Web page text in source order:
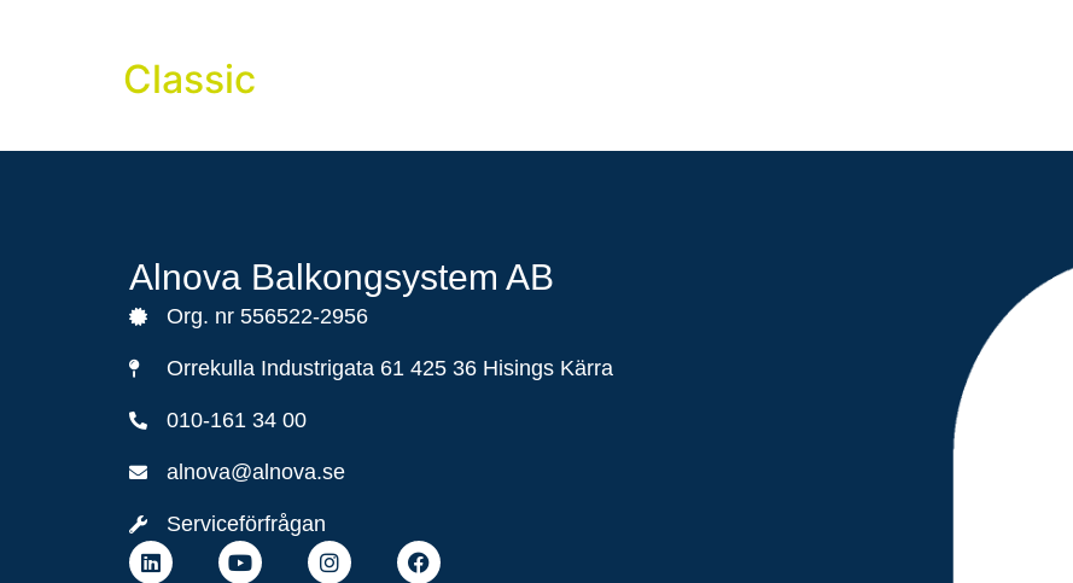
Classic
Alnova Balkongsystem AB
Org. nr 556522-2956
Orrekulla Industrigata 61 425 36 Hisings Kärra
010-161 34 00
alnova@alnova.se
Serviceförfrågan